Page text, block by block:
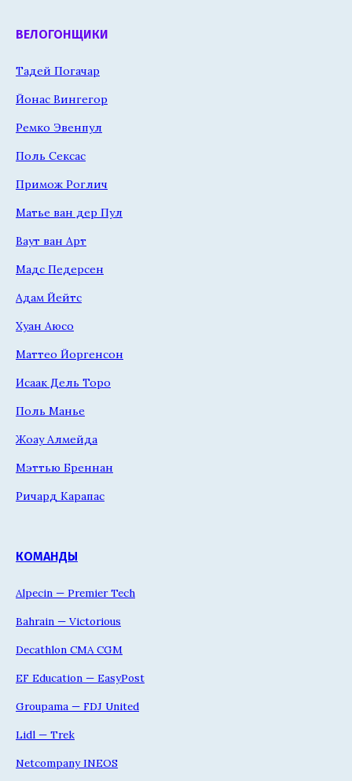
ВЕЛОГОНЩИКИ
Тадей Погачар
Йонас Вингегор
Ремко Эвенпул
Поль Сексас
Примож Роглич
Матье ван дер Пул
Ваут ван Арт
Мадс Педерсен
Адам Йейтс
Хуан Аюсо
Маттео Йоргенсон
Исаак Дель Торо
Поль Манье
Жоау Алмейда
Мэттью Бреннан
Ричард Карапас
КОМАНДЫ
Alpecin — Premier Tech
Bahrain — Victorious
Decathlon CMA CGM
EF Education — EasyPost
Groupama — FDJ United
Lidl — Trek
Netcompany INEOS